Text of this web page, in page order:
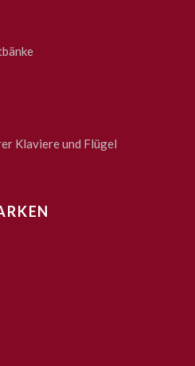
Klaviere und Flügel